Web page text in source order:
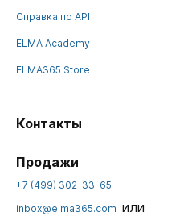
Справка по API
ELMA Academy
ELMA365 Store
Контакты
Продажи
+7 (499) 302-33-65
inbox@elma365.com или